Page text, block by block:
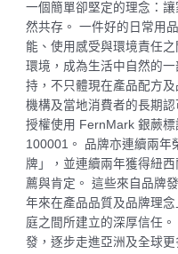
一個簡單卻堅定的理念：
然共存。 一件好的日常用
能、使用感受與環境責任
環境，成為生活中自然的
持，不只體現在產品配方
機構及當地消費者的長期
授權使用 FernMark 銀蕨
100001。 品牌亦連續兩年
牌」，並連續兩年獲得紐
薦與肯定。 這些來自品牌
年來在產品品質及品牌理
庭之間所建立的深厚信任
發，逐步走進亞洲及全球